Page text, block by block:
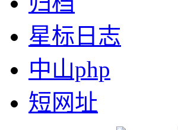
星标日志
中山php
短网址